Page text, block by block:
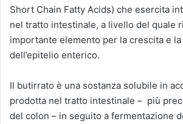
Short Chain Fatty Acids) che esercita
nel tratto intestinale, a livello del quale
importante elemento per la crescita e
dell’epitelio enterico.
Il butirrato è una sostanza solubile in
prodotta nel tratto intestinale – più
del colon – in seguito a fermentazione